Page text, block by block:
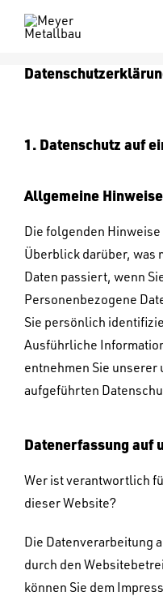
1. Datenschutz auf
Allgemeine Hinweise
Die folgenden
Überblick darüber, was
Daten passiert, wenn
Personenbezogene
Sie persönlich
Ausführliche
entnehmen Sie unserer
aufgeführten
Datenerfassung auf
Wer ist verantwortlich
dieser Website?
Die Datenverarbeitung
durch den
können Sie dem